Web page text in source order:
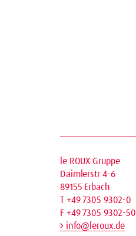
le ROUX Gruppe
Daimlerstr 4-6
89155 Erbach
T +49 7305 9302-0
F +49 7305 9302-50
info@leroux.de